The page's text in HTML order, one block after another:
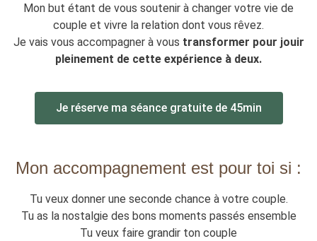
Mon but étant de vous soutenir à changer votre vie de
couple et vivre la relation dont vous rêvez.
Je vais vous accompagner à vous transformer pour jouir
pleinement de cette expérience à deux.
Je réserve ma séance gratuite de 45min
Mon accompagnement est pour toi si :
Tu veux donner une seconde chance à votre couple.
Tu as la nostalgie des bons moments passés ensemble
Tu veux faire grandir ton couple